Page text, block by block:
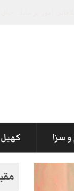
سزا کھیل